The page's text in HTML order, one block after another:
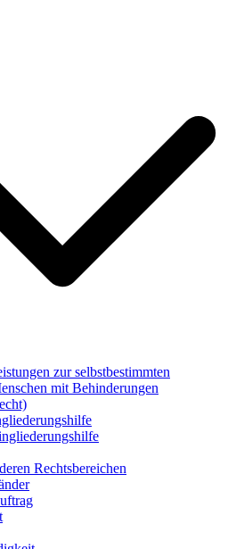
zur selbstbestimmten
mit Behinderungen
Rechtsbereichen